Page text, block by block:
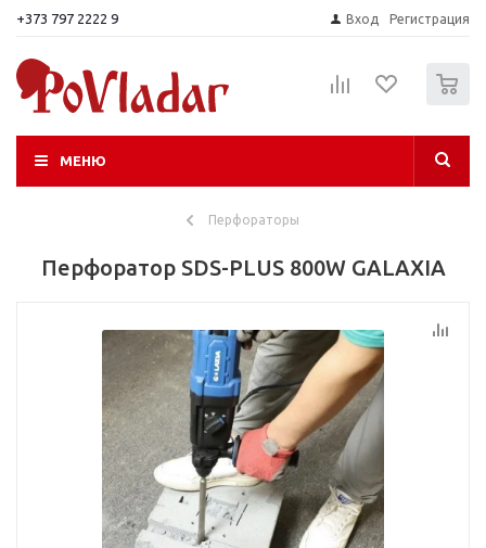
+373 797 2222 9 Вход Регистрация
МЕНЮ
Перфораторы
Перфоратор SDS-PLUS 800W GALAXIA